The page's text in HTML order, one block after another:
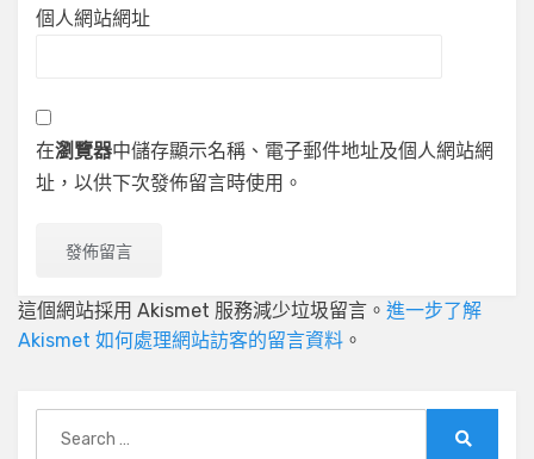
個人網站網址
在瀏覽器中儲存顯示名稱、電子郵件地址及個人網站網
址，以供下次發佈留言時使用。
這個網站採用 Akismet 服務減少垃圾留言。 進一步了解
Akismet 如何處理網站訪客的留言資料 。
for: